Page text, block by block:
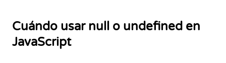
Cuándo usar null o undefined en
JavaScript